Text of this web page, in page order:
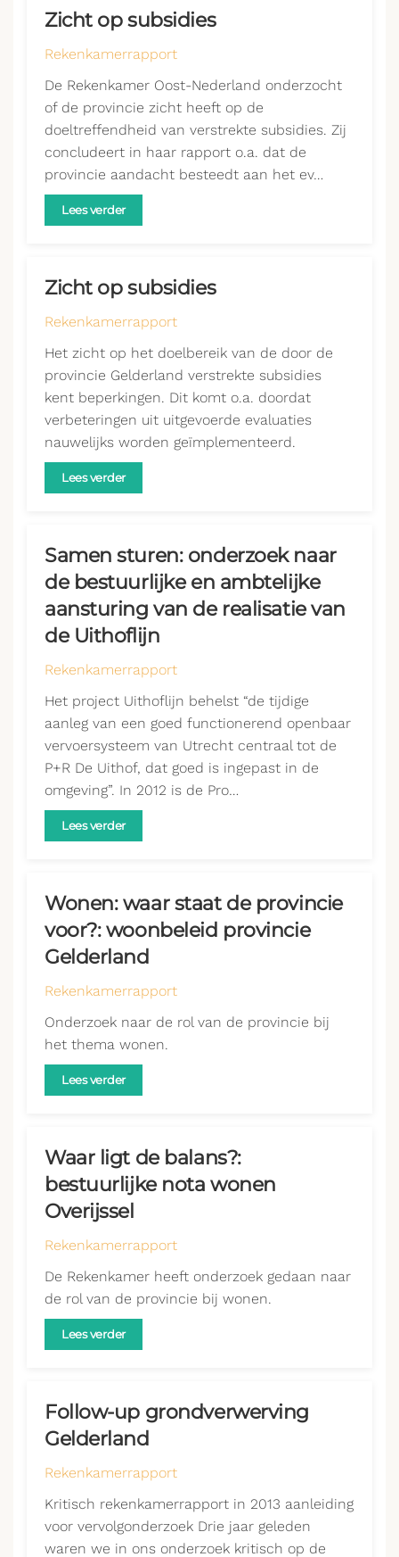
Zicht op subsidies
Rekenkamerrapport
De Rekenkamer Oost-Nederland onderzocht
of de provincie zicht heeft op de
doeltreffendheid van verstrekte subsidies. Zij
concludeert in haar rapport o.a. dat de
provincie aandacht besteedt aan het ev…
Lees verder
Zicht op subsidies
Rekenkamerrapport
Het zicht op het doelbereik van de door de
provincie Gelderland verstrekte subsidies
kent beperkingen. Dit komt o.a. doordat
verbeteringen uit uitgevoerde evaluaties
nauwelijks worden geïmplementeerd.
Lees verder
Samen sturen: onderzoek naar
de bestuurlijke en ambtelijke
aansturing van de realisatie van
de Uithoflijn
Rekenkamerrapport
Het project Uithoflijn behelst “de tijdige
aanleg van een goed functionerend openbaar
vervoersysteem van Utrecht centraal tot de
P+R De Uithof, dat goed is ingepast in de
omgeving”. In 2012 is de Pro…
Lees verder
Wonen: waar staat de provincie
voor?: woonbeleid provincie
Gelderland
Rekenkamerrapport
Onderzoek naar de rol van de provincie bij
het thema wonen.
Lees verder
Waar ligt de balans?:
bestuurlijke nota wonen
Overijssel
Rekenkamerrapport
De Rekenkamer heeft onderzoek gedaan naar
de rol van de provincie bij wonen.
Lees verder
Follow-up grondverwerving
Gelderland
Rekenkamerrapport
Kritisch rekenkamerrapport in 2013 aanleiding
voor vervolgonderzoek Drie jaar geleden
waren we in ons onderzoek kritisch op de